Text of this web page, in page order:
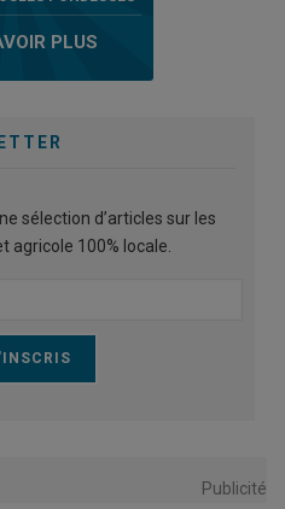
PLUS
sélection d’articles sur les
agricole 100% locale.
Publicité